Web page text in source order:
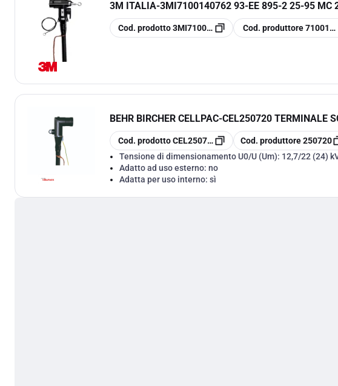
3M ITALIA-3MI7100140762 93-EE 895-2 25-95 MC
copia
Cod. prodotto3MI7100140762copiaCod. produttore
BEHR BIRCHER CELLPAC-CEL250720 TERMINALE
copia
Cod. prodotto CEL250720 copia
Cod. produttore250720
Tensione di dimensionamento U0/U (Um): 12,7/22 (24)
Adatto ad uso esterno: no
Adatta per uso interno: sì